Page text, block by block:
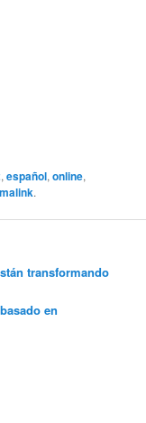
,español,online,
.
transformando
en